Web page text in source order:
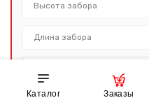
Каталог Заказы